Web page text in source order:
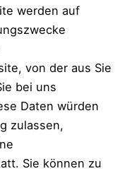
werden auf
von der aus Sie
bei uns
Daten würden
zulassen,
Sie können zu